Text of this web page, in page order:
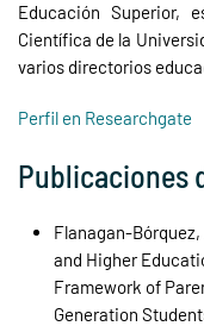
Educación Superior,
Científica de la
varios directorios
Perfil en Researchgate
Publicaciones
Flanagan-
and Higher
Framework of
Generation